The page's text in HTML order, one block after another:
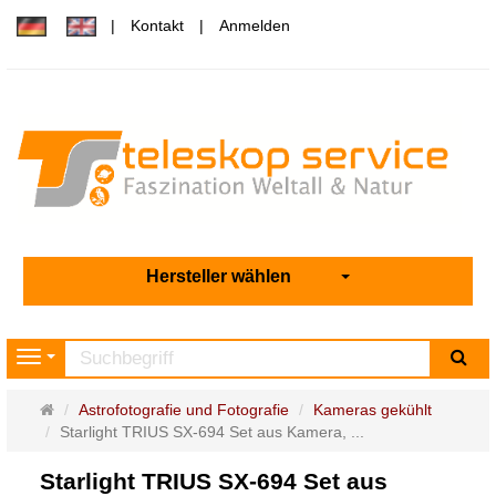
Kontakt Anmelden
Hersteller wählen
Navigation
Startseite
Astrofotografie und Fotografie
Kameras gekühlt
Starlight TRIUS SX-694 Set aus Kamera, ...
Starlight TRIUS SX-694 Set aus